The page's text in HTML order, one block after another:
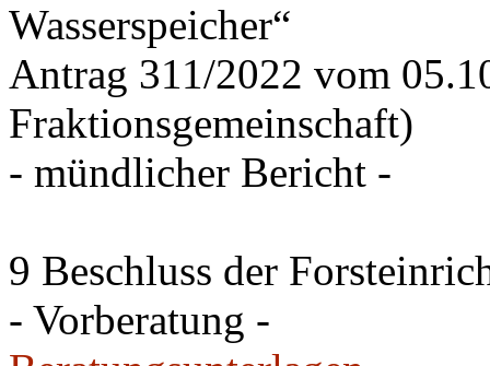
Wasserspeicher“
Antrag 311/2022 vom
Fraktionsgemeinschaft)
- mündlicher Bericht -
9 Beschluss der
- Vorberatung -